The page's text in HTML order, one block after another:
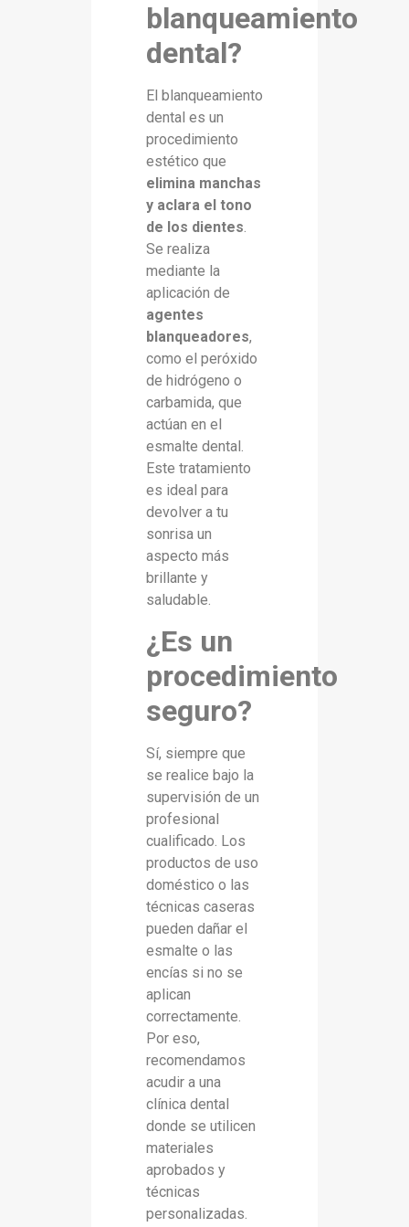
blanqueamiento
dental?
El blanqueamiento
dental es un
procedimiento
estético que
elimina manchas
y aclara el tono
de los dientes
Se realiza
mediante la
aplicación de
agentes
blanqueadores,
como el peróxido
de hidrógeno o
carbamida, que
actúan en el
esmalte dental.
Este tratamiento
es ideal para
devolver a tu
sonrisa un
aspecto más
brillante y
saludable.
¿Es un
procedimiento
seguro?
Sí, siempre que
se realice bajo la
supervisión de un
profesional
cualificado. Los
productos de uso
doméstico o las
técnicas caseras
pueden dañar el
esmalte o las
encías si no se
aplican
correctamente.
Por eso,
recomendamos
acudir a una
clínica dental
donde se utilicen
materiales
aprobados y
técnicas
personalizadas.